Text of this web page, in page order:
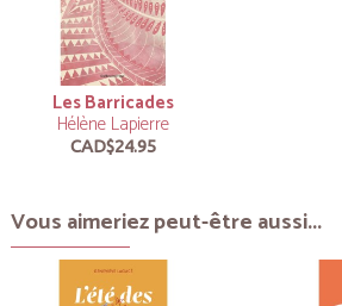
Les Barricades
Hélène Lapierre
CAD$24.95
Vous aimeriez peut-être aussi...